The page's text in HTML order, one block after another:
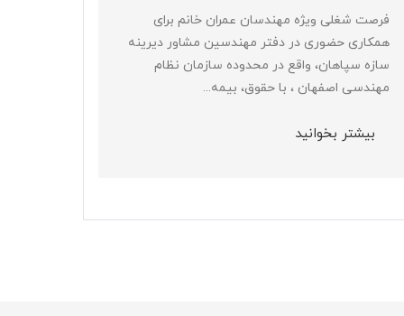
فرصت شغلی ویژه مهندسان عمران خانم برای
همکاری حضوری در دفتر مهندسین مشاور دیرینه
سازه سپاهان، واقع در محدوده سازمان نظام
مهندسی اصفهان ، با حقوق، بیمه...
بیشتر بخوانید